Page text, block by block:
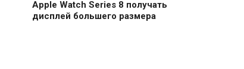
Apple Watch Series 8 получать
дисплей большего размера